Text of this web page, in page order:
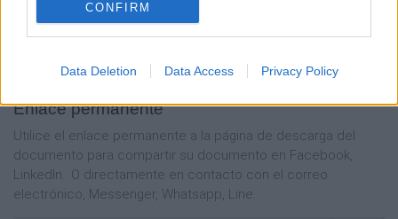
CONFIRM
Data Deletion Data Access Privacy Policy
Enlace permanente
Utilice el enlace permanente a la página de descarga del
documento para compartir su documento en Facebook,
LinkedIn.. O directamente en contacto con el correo
electrónico, Messenger, Whatsapp, Line..